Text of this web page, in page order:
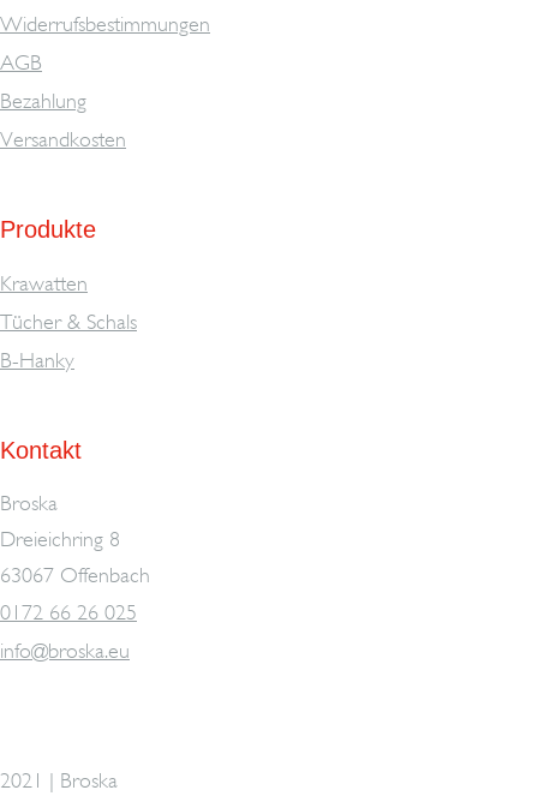
Widerrufsbestimmungen
AGB
Bezahlung
Versandkosten
Produkte
Krawatten
Tücher & Schals
B-Hanky
Kontakt
Broska
Dreieichring 8
63067 Offenbach
0172 66 26 025
info@broska.eu
2021 | Broska